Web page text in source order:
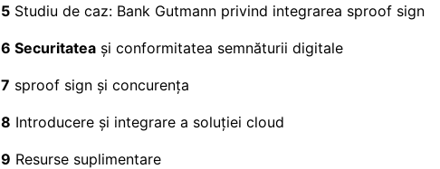
5 Studiu de caz: Bank Gutmann privind integrarea sproof sign
6 Securitatea și conformitatea semnăturii digitale
7 sproof sign și concurența
8 Introducere și integrare a soluției cloud
9 Resurse suplimentare